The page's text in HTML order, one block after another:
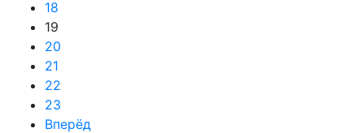
18
19
20
21
22
23
Вперёд